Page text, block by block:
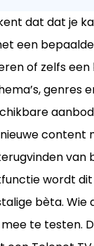
dat dat je
een
of zelfs
genres
content
van
wordt
bèta. Wie
te testen.